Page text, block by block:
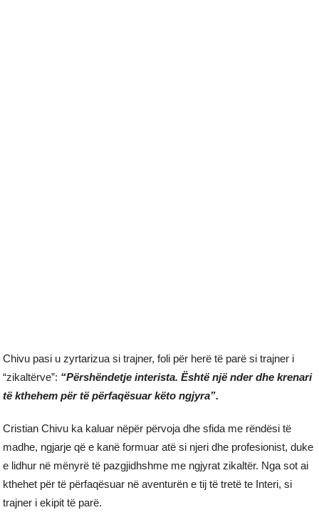
Chivu pasi u zyrtarizua si trajner, foli për herë të parë si trajner i
“zikaltërve”: “Përshëndetje interista. Është një nder dhe krenari
të kthehem për të përfaqësuar këto ngjyra”.
Cristian Chivu ka kaluar nëpër përvoja dhe sfida me rëndësi të
madhe, ngjarje që e kanë formuar atë si njeri dhe profesionist, duke
e lidhur në mënyrë të pazgjidhshme me ngjyrat zikaltër. Nga sot ai
kthehet për të përfaqësuar në aventurën e tij të tretë te Interi, si
trajner i ekipit të parë.